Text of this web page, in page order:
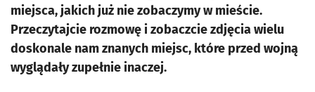
miejsca, jakich już nie zobaczymy w mieście.
Przeczytajcie rozmowę i zobaczcie zdjęcia wielu
doskonale nam znanych miejsc, które przed wojną
wyglądały zupełnie inaczej.